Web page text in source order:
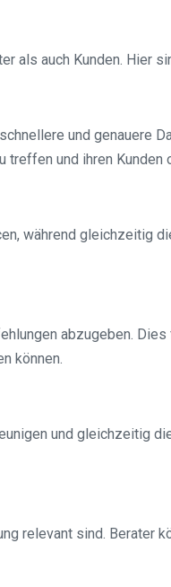
als auch Kunden. Hier
und genauere
und ihren Kunden
während gleichzeitig
abzugeben.
können.
und gleichzeitig
relevant sind. Berater